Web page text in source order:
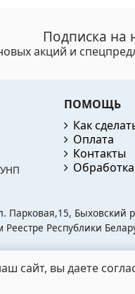
Подписка на
акций и
ПОМОЩЬ
Как
Оплата
Контакты
Парковая,15, Быховский
Республики
сайт, вы даете